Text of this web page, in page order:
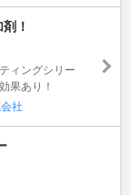
！
ィングシリー
果あり！
社